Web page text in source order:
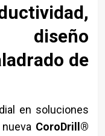
diseño
de
en soluciones
CoroDrill®